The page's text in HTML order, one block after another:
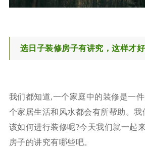
选日子装修房子有讲究，这样才好
我们都知道,一个家庭中的装修是一
个家居生活和风水都会有所帮助。我
该如何进行装修呢?今天我们就一起
房子的讲究有哪些吧。